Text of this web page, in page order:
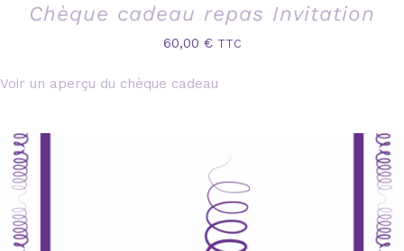
Chèque cadeau repas Invitation
60,00 € TTC
Voir un aperçu du chèque cadeau